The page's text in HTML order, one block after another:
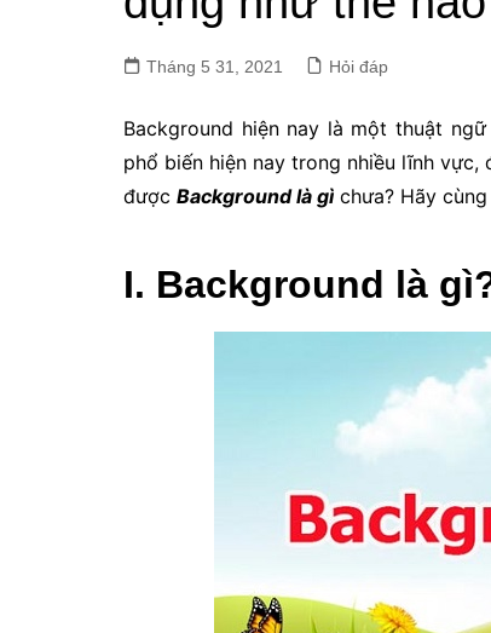
Tháng 5 31, 2021 Hỏi đáp
Background hiện nay là một thuật
phổ biến hiện nay trong nhiều lĩnh
được Background là gì chưa? Hãy cùng
I. Background là